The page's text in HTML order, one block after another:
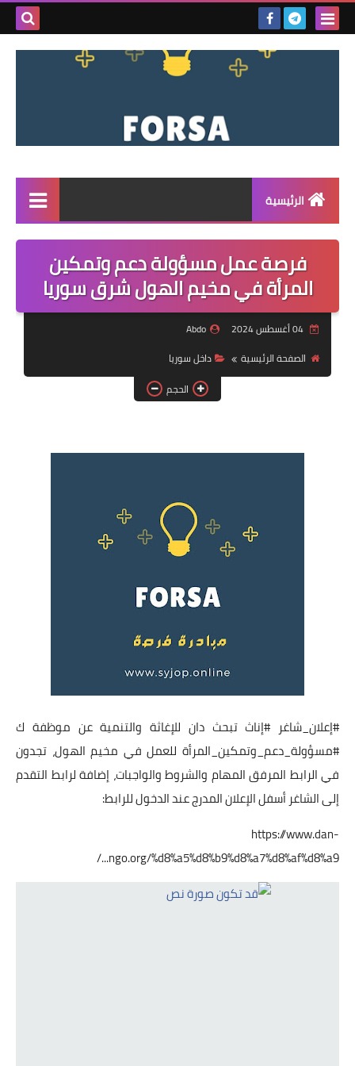
بحث
الرئيسية
القائمة
مناقصات
فرص عمل داخل سوريا
فرص عمل في العراق
فرص عمل في اليمن
فرصة عمل مسؤولة دعم وتمكين
المرأة في مخيم الهول شرق سوريا
04 أغسطس 2024
Abdo
الصفحة الرئيسية
داخل سوريا
الحجم
#إعلان_شاغر #إناثتبحث دان للإغاثة والتنمية عن موظفة ك
#مسؤولة_دعم_وتمكين_المرأة للعمل في مخيم الهول، تجدون
في الرابط المرفق المهام والشروط والواجبات، إضافة لرابط التقدم
إلى الشاغر أسفل الإعلان المدرج عند الدخول للرابط:
https://www.dan-
ngo.org/%d8%a5%d8%b9%d8%a7%d8%af%d8%a9.../